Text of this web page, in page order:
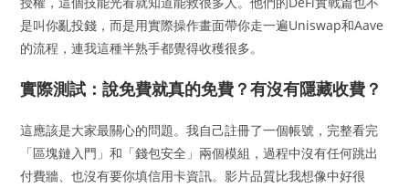
是叫你亂投錢，而是用實際操作畫面帶你走一遍Uniswap和Aave
的流程，連我這種半熟手都覺得收穫很多。
實際測試：說免費就真的免費？有沒有隱藏收費？
這應該是大家最關心的問題。我自己註冊了一個帳號，完整看完
「區塊鏈入門」和「錢包安全」兩個模組，過程中沒有任何跳出
付費牆、也沒有要你填信用卡資訊。影片品質比我想像中好很